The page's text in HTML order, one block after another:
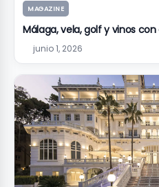
MAGAZINE
Málaga, vela, golf y vinos
junio 1, 2026